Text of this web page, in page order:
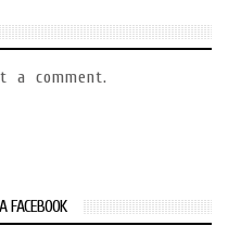
a comment.